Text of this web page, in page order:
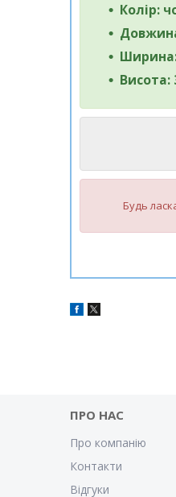
Колір:
Висота:
Будь
ПРО НАС
Про компанію
Контакти
Відгуки